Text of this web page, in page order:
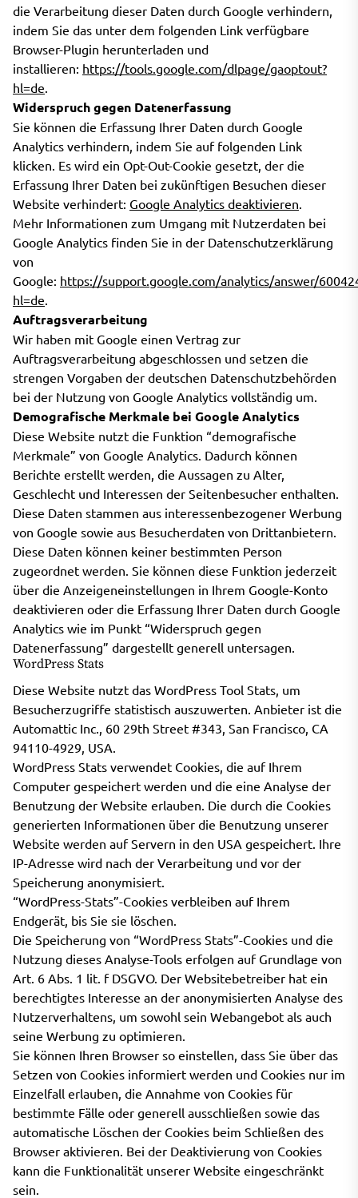
die Verarbeitung dieser Daten durch Google verhindern,
indem Sie das unter dem folgenden Link verfügbare
Browser-Plugin herunterladen und
installieren: https://tools.google.com/dlpage/gaoptout?
hl=de.
Widerspruch gegen Datenerfassung
Sie können die Erfassung Ihrer Daten durch Google
Analytics verhindern, indem Sie auf folgenden Link
klicken. Es wird ein Opt-Out-Cookie gesetzt, der die
Erfassung Ihrer Daten bei zukünftigen Besuchen dieser
Website verhindert: Google Analytics deaktivieren.
Mehr Informationen zum Umgang mit Nutzerdaten bei
Google Analytics finden Sie in der Datenschutzerklärung
von
Google: https://support.google.com/analytics/answer/
hl=de.
Auftragsverarbeitung
Wir haben mit Google einen Vertrag zur
Auftragsverarbeitung abgeschlossen und setzen die
strengen Vorgaben der deutschen Datenschutzbehörden
bei der Nutzung von Google Analytics vollständig um.
Demografische Merkmale bei Google Analytics
Diese Website nutzt die Funktion “demografische
Merkmale” von Google Analytics. Dadurch können
Berichte erstellt werden, die Aussagen zu Alter,
Geschlecht und Interessen der Seitenbesucher enthalten.
Diese Daten stammen aus interessenbezogener Werbung
von Google sowie aus Besucherdaten von Drittanbietern.
Diese Daten können keiner bestimmten Person
zugeordnet werden. Sie können diese Funktion jederzeit
über die Anzeigeneinstellungen in Ihrem Google-Konto
deaktivieren oder die Erfassung Ihrer Daten durch Google
Analytics wie im Punkt “Widerspruch gegen
Datenerfassung” dargestellt generell untersagen.
WordPress Stats
Diese Website nutzt das WordPress Tool Stats, um
Besucherzugriffe statistisch auszuwerten. Anbieter ist die
Automattic Inc., 60 29th Street #343, San Francisco, CA
94110-4929, USA.
WordPress Stats verwendet Cookies, die auf Ihrem
Computer gespeichert werden und die eine Analyse der
Benutzung der Website erlauben. Die durch die Cookies
generierten Informationen über die Benutzung unserer
Website werden auf Servern in den USA gespeichert. Ihre
IP-Adresse wird nach der Verarbeitung und vor der
Speicherung anonymisiert.
“WordPress-Stats”-Cookies verbleiben auf Ihrem
Endgerät, bis Sie sie löschen.
Die Speicherung von “WordPress Stats”-Cookies und die
Nutzung dieses Analyse-Tools erfolgen auf Grundlage von
Art. 6 Abs. 1 lit. f DSGVO. Der Websitebetreiber hat ein
berechtigtes Interesse an der anonymisierten Analyse des
Nutzerverhaltens, um sowohl sein Webangebot als auch
seine Werbung zu optimieren.
Sie können Ihren Browser so einstellen, dass Sie über das
Setzen von Cookies informiert werden und Cookies nur im
Einzelfall erlauben, die Annahme von Cookies für
bestimmte Fälle oder generell ausschließen sowie das
automatische Löschen der Cookies beim Schließen des
Browser aktivieren. Bei der Deaktivierung von Cookies
kann die Funktionalität unserer Website eingeschränkt
sein.